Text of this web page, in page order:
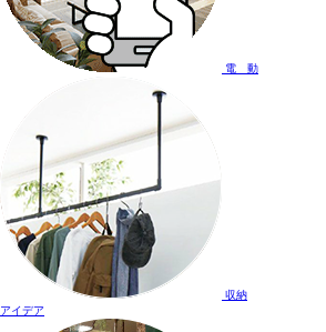
電 動
収納
アイデア